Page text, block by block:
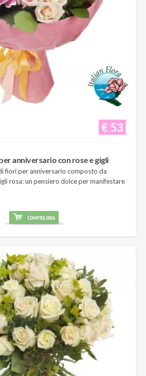
€ 53
anniversario con rose e gigli
fiori per anniversario composto da
rosa: un pensiero dolce per manifestare